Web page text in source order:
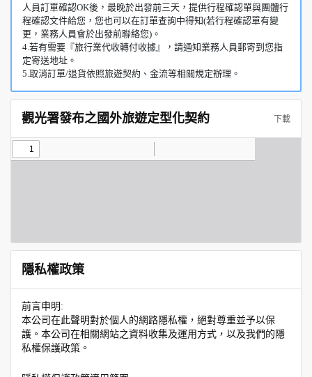
人員訂單確認OK後，最晚於出發前三天，提供行程確認單與團體行
程確認文件給您，您也可以在訂單查詢中得知(若行程確認單有變
更，業務人員會於出發前聯絡您)。
4.若有需要『旅行業代收轉付收據』，請通知業務人員郵寄到您指
定寄送地址。
5.取消訂單/退貨依照旅遊契約、金流等相關規定辦理。
觀光署發布之國外旅遊定型化契約 下載
隱私權政策
前言申明:
本公司在此聲明對於個人的網路隱私權，絕對尊重並予以保
護。本公司在相關網站之資料收集及運用方式，以及我們的隱
私權保護政策。